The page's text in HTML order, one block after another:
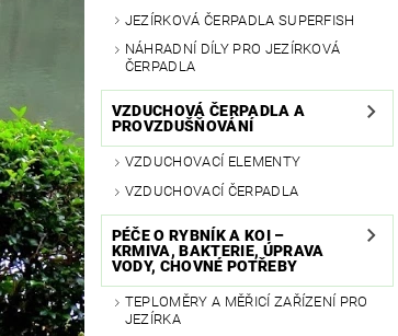
JEZÍRKOVÁ ČERPADLA SUPERFISH
NÁHRADNÍ DÍLY PRO JEZÍRKOVÁ
ČERPADLA
VZDUCHOVÁ ČERPADLA A
PROVZDUŠŇOVÁNÍ
VZDUCHOVACÍ ELEMENTY
VZDUCHOVACÍ ČERPADLA
PÉČE O RYBNÍK A KOI –
KRMIVA, BAKTERIE, ÚPRAVA
VODY, CHOVNÉ POTŘEBY
TEPLOMĚRY A MĚŘICÍ ZAŘÍZENÍ PRO
JEZÍRKA